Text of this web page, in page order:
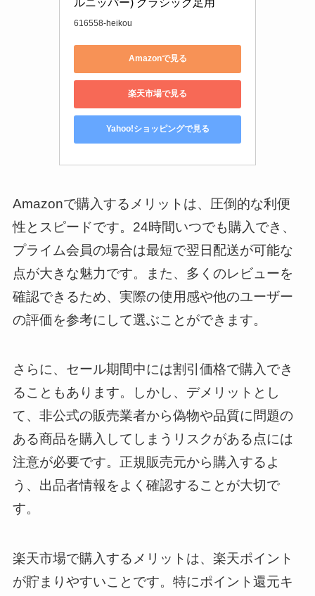
ルニッパー) クラシック足用
616558-heikou
Amazonで見る
楽天市場で見る
Yahoo!ショッピングで見る
Amazonで購入するメリットは、圧倒的な利便
性とスピードです。24時間いつでも購入でき、
プライム会員の場合は最短で翌日配送が可能な
点が大きな魅力です。また、多くのレビューを
確認できるため、実際の使用感や他のユーザー
の評価を参考にして選ぶことができます。
さらに、セール期間中には割引価格で購入でき
ることもあります。しかし、デメリットとし
て、非公式の販売業者から偽物や品質に問題の
ある商品を購入してしまうリスクがある点には
注意が必要です。正規販売元から購入するよ
う、出品者情報をよく確認することが大切で
す。
楽天市場で購入するメリットは、楽天ポイント
が貯まりやすいことです。特にポイント還元キ